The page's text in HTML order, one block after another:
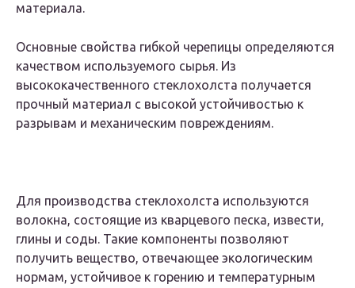
материала.
Основные свойства гибкой черепицы определяются
качеством используемого сырья. Из
высококачественного стеклохолста получается
прочный материал с высокой устойчивостью к
разрывам и механическим повреждениям.
Для производства стеклохолста используются
волокна, состоящие из кварцевого песка, извести,
глины и соды. Такие компоненты позволяют
получить вещество, отвечающее экологическим
нормам, устойчивое к горению и температурным